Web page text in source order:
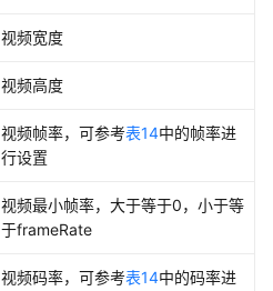
视频宽度
视频高度
视频帧率，可参考表14中的帧率进
行设置
视频最小帧率，大于等于0，小于等
于frameRate
视频码率，可参考表14中的码率进